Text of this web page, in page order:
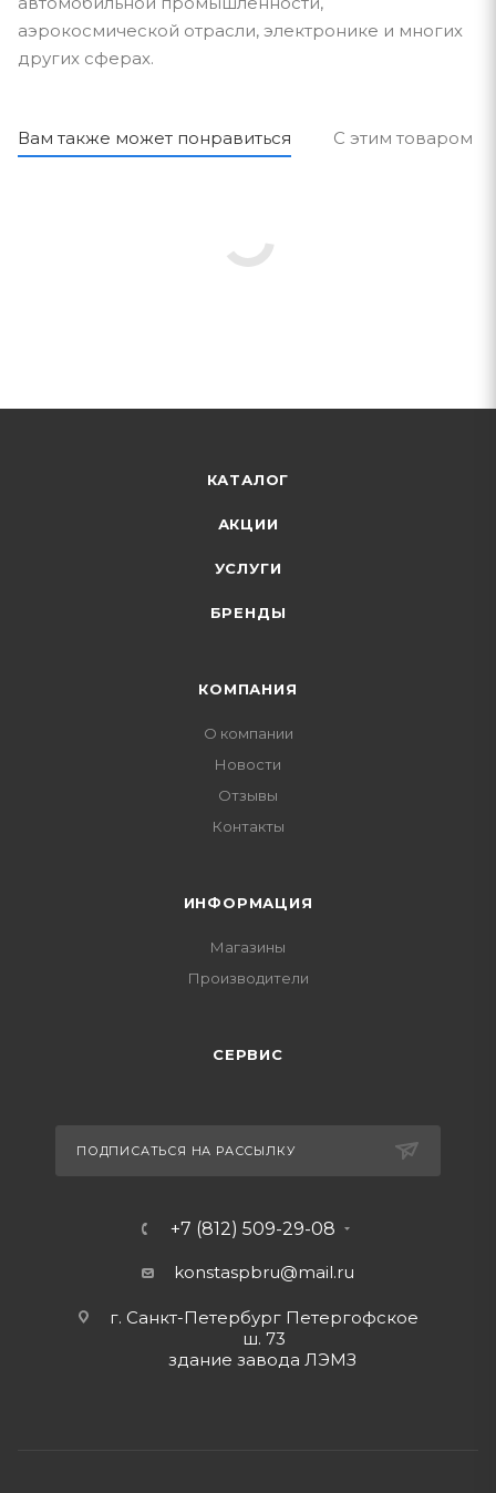
аэрокосмической отрасли, электронике и многих
других сферах.
Вам также может понравиться С этим товаром
КАТАЛОГ
АКЦИИ
УСЛУГИ
БРЕНДЫ
КОМПАНИЯ
О компании
Новости
Отзывы
Контакты
ИНФОРМАЦИЯ
Магазины
Производители
СЕРВИС
ПОДПИСАТЬСЯ НА РАССЫЛКУ
+7 (812) 509-29-08
konstaspbru@mail.ru
г. Санкт-Петербург Петергофское
ш. 73
здание завода ЛЭМЗ